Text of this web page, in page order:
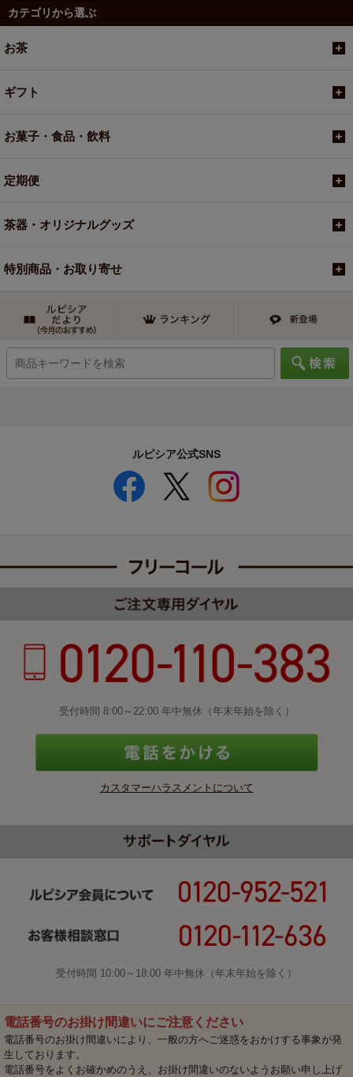
カテゴリから選ぶ
お茶
ギフト
お菓子・食品・飲料
定期便
茶器・オリジナルグッズ
特別商品・お取り寄せ
ルピシア公式SNS
受付時間 8:00～22:00 年中無休（年末年始を除く）
カスタマーハラスメントについて
受付時間 10:00～18:00 年中無休（年末年始を除く）
電話番号のお掛け間違いにご注意ください
電話番号のお掛け間違いにより、一般の方へご迷惑をおかけする事象が発
生しております。
電話番号をよくお確かめのうえ、お掛け間違いのないようお願い申し上げ